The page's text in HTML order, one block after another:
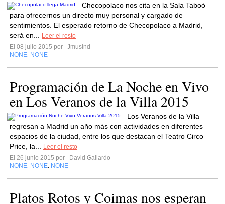
Checopolaco nos cita en la Sala Taboó
para ofrecernos un directo muy personal y cargado de
sentimientos. El esperado retorno de Checopolaco a Madrid,
será en...
Leer el resto
El 08 julio 2015 por
Jmusind
NONE NONE
Programación de La Noche en Vivo
en Los Veranos de la Villa 2015
Los Veranos de la Villa
regresan a Madrid un año más con actividades en diferentes
espacios de la ciudad, entre los que destacan el Teatro Circo
Price, la...
Leer el resto
El 26 junio 2015 por
David Gallardo
NONE NONE NONE
Platos Rotos y Coimas nos esperan